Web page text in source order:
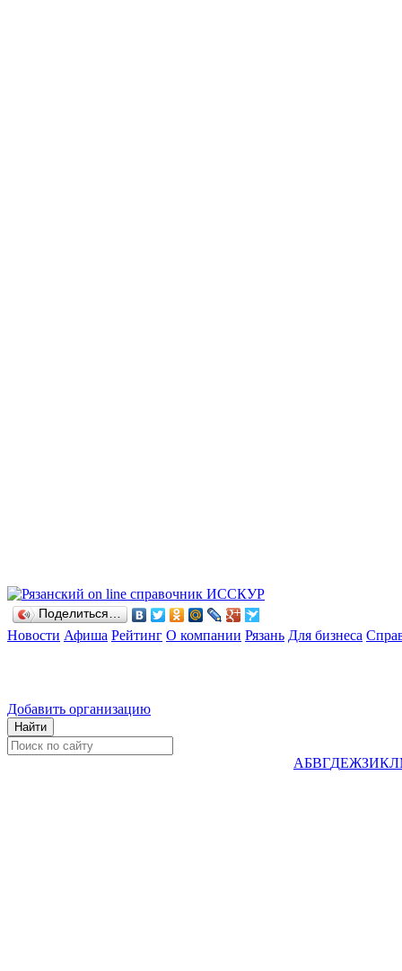
Поделиться…
Новости Афиша Рейтинг О компании Рязань Для бизнеса
Добавить организацию
АБВГДЕЖЗИКЛ